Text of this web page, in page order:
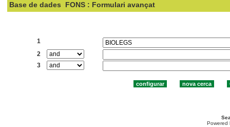
Base de dades FONS : Formulari avançat
1
2
3